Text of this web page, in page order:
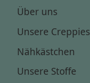
Über uns
Unsere Creppies
Nähkästchen
Unsere Stoffe